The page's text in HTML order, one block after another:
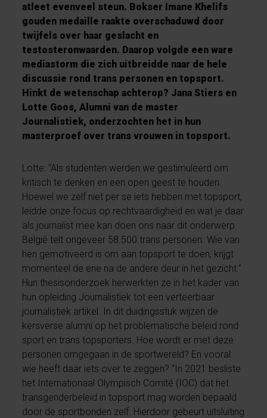
atleet evenveel steun. Bokser Imane Khelifs
gouden medaille raakte overschaduwd door
twijfels over haar geslacht en
testosteronwaarden. Daarop volgde een ware
mediastorm die zich uitbreidde naar de hele
discussie rond trans personen en topsport.
Hinkt de wetenschap achterop? Jana Stiers en
Lotte Goos, Alumni van de master
Journalistiek, onderzochten het in hun
masterproef over trans vrouwen in topsport.
Lotte: “Als studenten werden we gestimuleerd om
kritisch te denken en een open geest te houden.
Hoewel we zelf niet per se iets hebben met topsport,
leidde onze focus op rechtvaardigheid en wat je daar
als journalist mee kan doen ons naar dit onderwerp.
België telt ongeveer 58.500 trans personen. Wie van
hen gemotiveerd is om aan topsport te doen, krijgt
momenteel de ene na de andere deur in het gezicht.”
Hun thesisonderzoek herwerkten ze in het kader van
hun opleiding Journalistiek tot een verteerbaar
journalistiek artikel. In dit duidingsstuk wijzen de
kersverse alumni op het problematische beleid rond
sport en trans topsporters. Hoe wordt er met deze
personen omgegaan in de sportwereld? En vooral:
wie heeft daar iets over te zeggen? “In 2021 besliste
het Internationaal Olympisch Comité (IOC) dat het
transgenderbeleid in topsport mag worden bepaald
door de sportbonden zelf. Hierdoor gebeurt uitsluiting